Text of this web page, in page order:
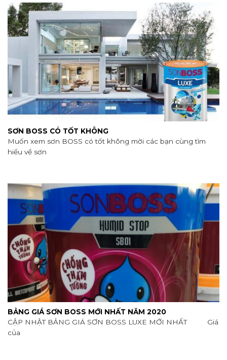
SƠN BOSS CÓ TỐT KHÔNG
Muốn xem sơn BOSS có tốt không mời các bạn cùng tìm
hiểu về sơn
BẢNG GIÁ SƠN BOSS MỚI NHẤT NĂM 2020
CẬP NHẬT BẢNG GIÁ SƠN BOSS LUXE MỚI NHẤT Giá
của